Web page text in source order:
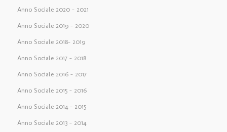
Anno Sociale 2020 – 2021
Anno Sociale 2019 – 2020
Anno Sociale 2018– 2019
Anno Sociale 2017 – 2018
Anno Sociale 2016 – 2017
Anno Sociale 2015 – 2016
Anno Sociale 2014 – 2015
Anno Sociale 2013 – 2014